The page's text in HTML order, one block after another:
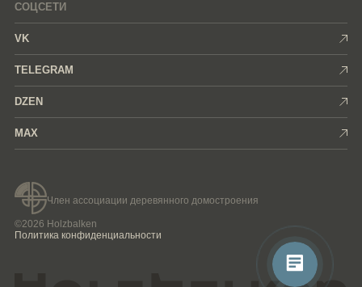
СОЦСЕТИ
VK
TELEGRAM
DZEN
MAX
Член ассоциации деревянного домостроения
©2026 Holzbalken
Политика конфиденциальности